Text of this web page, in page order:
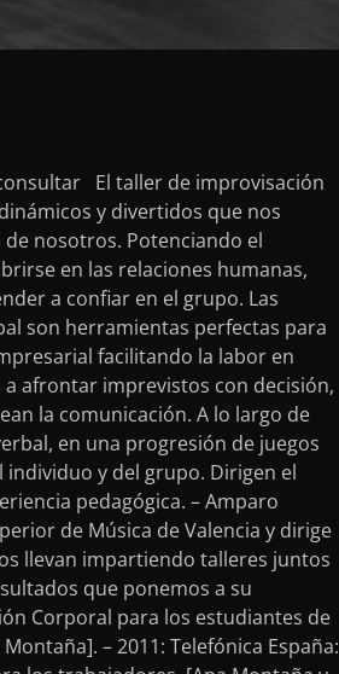
El taller de improvisación
y divertidos que nos
nosotros. Potenciando el
en las relaciones humanas,
a confiar en el grupo. Las
son herramientas perfectas para
facilitando la labor en
afrontar imprevistos con decisión,
la comunicación. A lo largo de
en una progresión de juegos
y del grupo. Dirigen el
pedagógica. – Amparo
de Música de Valencia y dirige
llevan impartiendo talleres juntos
que ponemos a su
Corporal para los estudiantes de
– 2011: Telefónica España: